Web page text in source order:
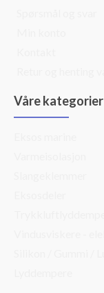
Våre kategorier